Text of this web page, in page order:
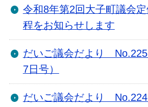
令和8年第2回大子町議会
程をお知らせします
だいご議会だより No.225
7日号）
だいご議会だより No.224